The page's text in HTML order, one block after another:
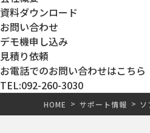
資料ダウンロード
お問い合わせ
デモ機申し込み
見積り依頼
お電話でのお問い合わせはこちら
TEL:092-260-3030
HOME サポート情報 ソ